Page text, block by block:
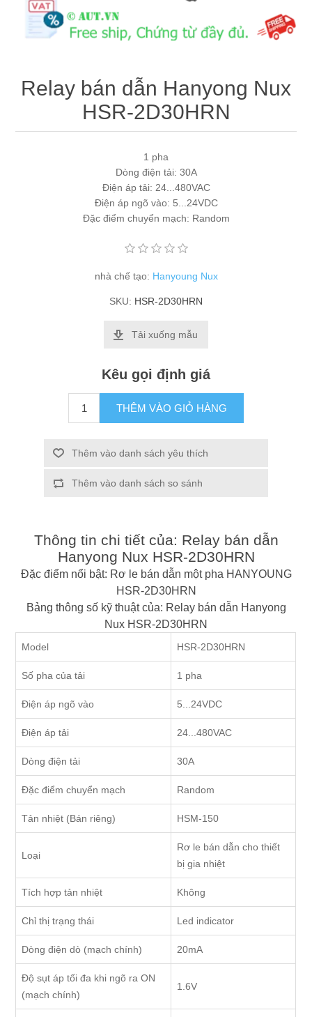
Máy tính công nghiệp
Động cơ servo 2 phase
Quạt thông gió
Phụ Kiện Schneider
Phụ Kiện Siemens
Relay bán dẫn Hanyong Nux
HSR-2D30HRN
1 pha
Dòng điện tải: 30A
Điện áp tải: 24...480VAC
Điện áp ngõ vào: 5...24VDC
Đặc điểm chuyển mạch: Random
nhà chế tạo: Hanyoung Nux
SKU: HSR-2D30HRN
Tải xuống mẫu
Kêu gọi định giá
THÊM VÀO GIỎ HÀNG
Thêm vào danh sách yêu thích
Thêm vào danh sách so sánh
Thông tin chi tiết của: Relay bán dẫn
Hanyong Nux HSR-2D30HRN
Đặc điểm nổi bật: Rơ le bán dẫn một pha HANYOUNG
HSR-2D30HRN
Bảng thông số kỹ thuật của: Relay bán dẫn Hanyong
Nux HSR-2D30HRN
Model HSR-2D30HRN
Số pha của tải 1 pha
Điện áp ngõ vào 5...24VDC
Điện áp tải 24...480VAC
Dòng điện tải 30A
Đặc điểm chuyển mạch Random
Tản nhiệt (Bán riêng) HSM-150
Loại
Rơ le bán dẫn cho thiết
bị gia nhiệt
Tích hợp tản nhiệt Không
Chỉ thị trạng thái Led indicator
Dòng điện dò (mạch chính) 20mA
Độ sụt áp tối đa khi ngõ ra ON
(mạch chính)
1.6V